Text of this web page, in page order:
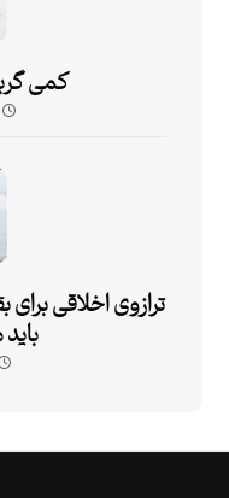
کمی
ترازوی اخلاقی برای